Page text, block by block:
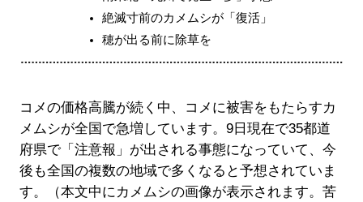
絶滅寸前のカメムシが「復活」
穂が出る前に除草を
コメの価格高騰が続く中、コメに被害をもたらすカ
メムシが全国で急増しています。9日現在で35都道
府県で「注意報」が出される事態になっていて、今
後も全国の複数の地域で多くなると予想されていま
す。（本文中にカメムシの画像が表示されます。苦